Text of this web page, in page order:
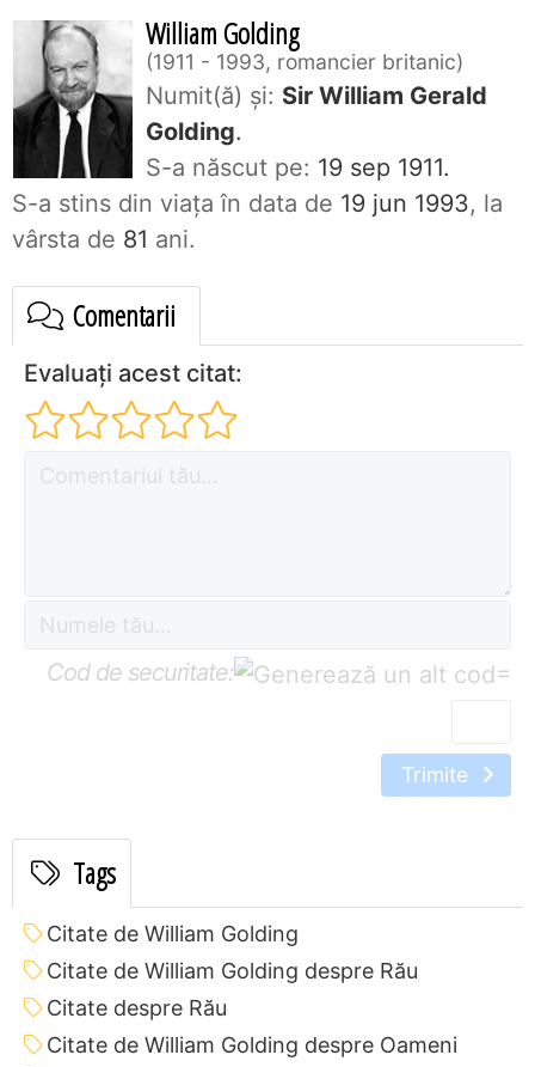
William Golding
1911 - 1993, romancier britanic
Numit(ă) și: Sir William Gerald
Golding.
S-a născut pe: 19 sep 1911.
S-a stins din viaţa în data de 19 jun 1993, la
vârsta de 81 ani.
Comentarii
Evaluați acest citat:
Cod de securitate: =
Trimite
Tags
Citate de William Golding
Citate de William Golding despre Rău
Citate despre Rău
Citate de William Golding despre Oameni